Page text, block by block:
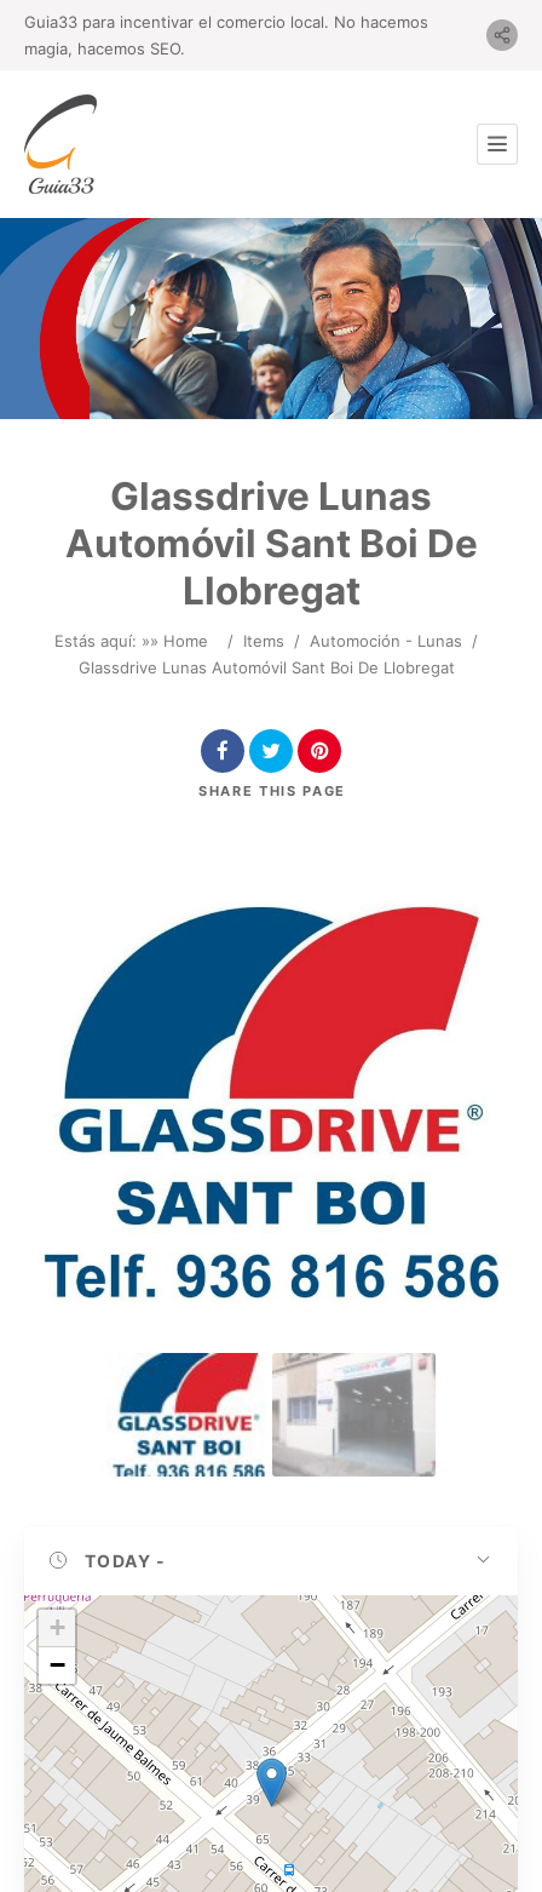
Guia33 para incentivar el comercio local. No hacemos
magia, hacemos SEO.
Glassdrive Lunas
Automóvil Sant Boi De
Llobregat
Estás aquí: »» Home / Items / Automoción - Lunas
/
Glassdrive Lunas Automóvil Sant Boi De Llobregat
SHARE THIS PAGE
TODAY -
+
−